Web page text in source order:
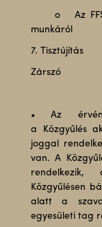
o Az FFS
munkáról
7. Tisztújítás
Zárszó
• Az
a Közgyűlés
joggal
van. A
Közgyűlésen
alatt a
egyesületi tag